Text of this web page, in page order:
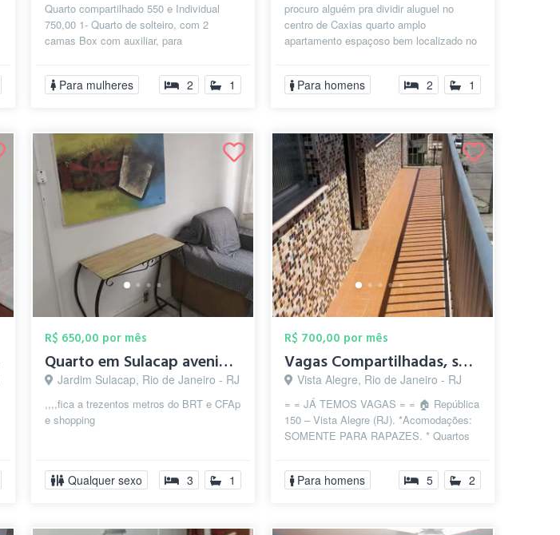
Quarto compartilhado 550 e Individual
750,00 1- Quarto de solteiro, com 2
camas Box com auxiliar, para
valo...
Para mulheres 2 1
procuro alguém pra dividir aluguel no
centro de Caxias quarto amplo
apartamento espaçoso bem localizado no
a...
Para homens 2 1
R$ 650,00 por mês
Quarto em Sulacap avenida principal
Jardim Sulacap, Rio de Janeiro - RJ
,,,,fica a trezentos metros do BRT e CFAp
e shopping
Qualquer sexo 3 1
R$ 700,00 por mês
Vagas Compartilhadas, sem Contrato e sem...
Vista Alegre, Rio de Janeiro - RJ
= = JÁ TEMOS VAGAS = = 🏠 República
150 – Vista Alegre (RJ). *Acomodações:
SOMENTE PARA RAPAZES. * Quartos
Para homens 5 2